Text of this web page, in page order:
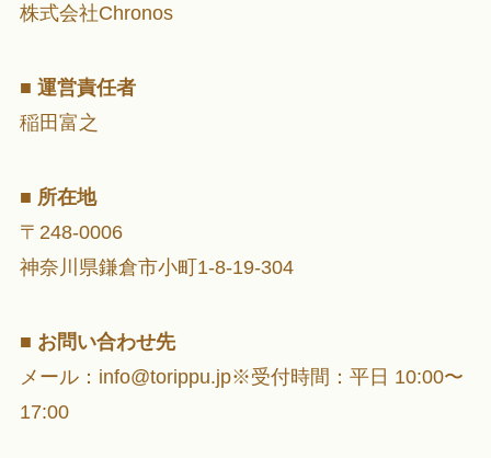
株式会社Chronos
■ 運営責任者
稲田富之
■ 所在地
〒248-0006
神奈川県鎌倉市小町1-8-19-304
■ お問い合わせ先
メール：info@torippu.jp※受付時間：平日 10:00〜
17:00